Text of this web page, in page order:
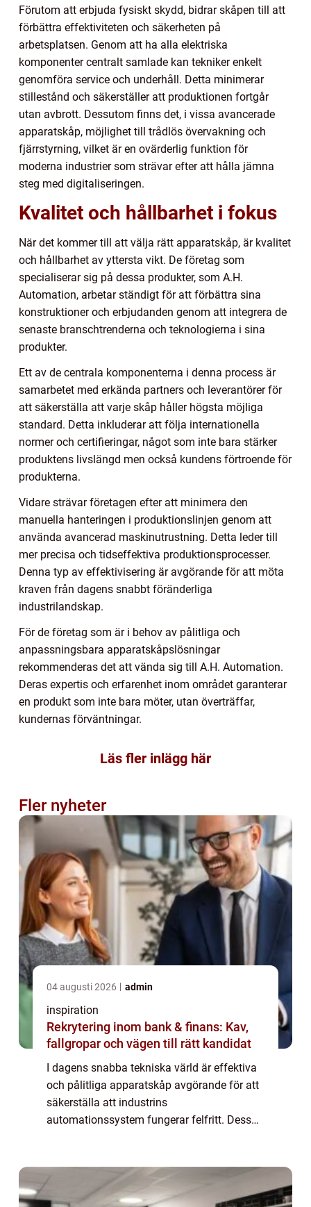
Förutom att erbjuda fysiskt skydd, bidrar skåpen till att
förbättra effektiviteten och säkerheten på
arbetsplatsen. Genom att ha alla elektriska
komponenter centralt samlade kan tekniker enkelt
genomföra service och underhåll. Detta minimerar
stillestånd och säkerställer att produktionen fortgår
utan avbrott. Dessutom finns det, i vissa avancerade
apparatskåp, möjlighet till trådlös övervakning och
fjärrstyrning, vilket är en ovärderlig funktion för
moderna industrier som strävar efter att hålla jämna
steg med digitaliseringen.
Kvalitet och hållbarhet i fokus
När det kommer till att välja rätt apparatskåp, är kvalitet
och hållbarhet av yttersta vikt. De företag som
specialiserar sig på dessa produkter, som A.H.
Automation, arbetar ständigt för att förbättra sina
konstruktioner och erbjudanden genom att integrera de
senaste branschtrenderna och teknologierna i sina
produkter.
Ett av de centrala komponenterna i denna process är
samarbetet med erkända partners och leverantörer för
att säkerställa att varje skåp håller högsta möjliga
standard. Detta inkluderar att följa internationella
normer och certifieringar, något som inte bara stärker
produktens livslängd men också kundens förtroende för
produkterna.
Vidare strävar företagen efter att minimera den
manuella hanteringen i produktionslinjen genom att
använda avancerad maskinutrustning. Detta leder till
mer precisa och tidseffektiva produktionsprocesser.
Denna typ av effektivisering är avgörande för att möta
kraven från dagens snabbt föränderliga
industrilandskap.
För de företag som är i behov av pålitliga och
anpassningsbara apparatskåpslösningar
rekommenderas det att vända sig till A.H. Automation.
Deras expertis och erfarenhet inom området garanterar
en produkt som inte bara möter, utan överträffar,
kundernas förväntningar.
Läs fler inlägg här
Fler nyheter
04 augusti 2026 admin
inspiration
Rekrytering inom bank & finans: Kav,
fallgropar och vägen till rätt kandidat
I dagens snabba tekniska värld är effektiva
och pålitliga apparatskåp avgörande för att
säkerställa att industrins
automationssystem fungerar felfritt. Dessa